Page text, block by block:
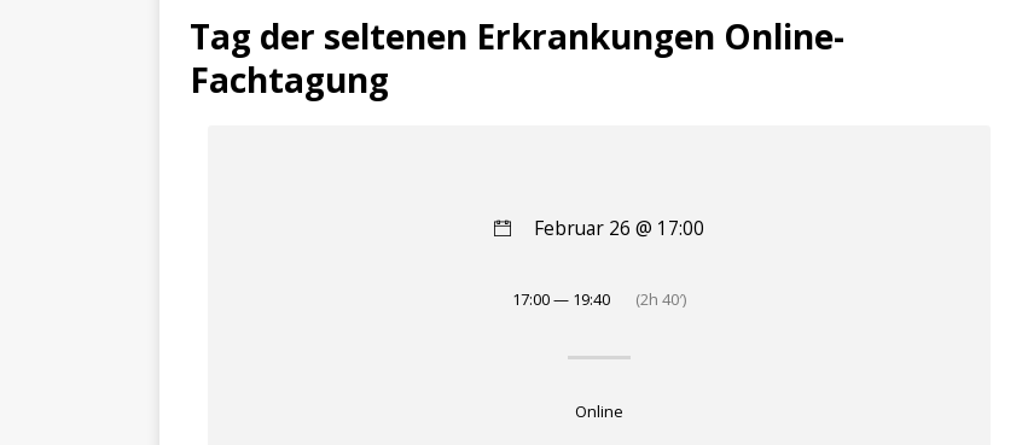
Tag der seltenen Erkrankungen Online-
Fachtagung
Februar 26 @ 17:00
17:00 — 19:40 (2h 40′)
Online